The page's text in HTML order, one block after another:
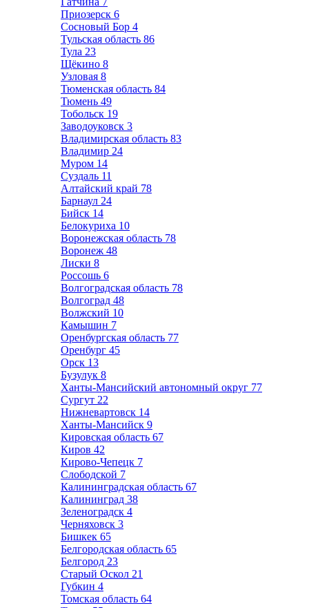
Приозерск 6
Сосновый Бор 4
Тульская область 86
Тула 23
Щёкино 8
Узловая 8
Тюменская область 84
Тюмень 49
Тобольск 19
Заводоуковск 3
Владимирская область 83
Владимир 24
Муром 14
Суздаль 11
Алтайский край 78
Барнаул 24
Бийск 14
Белокуриха 10
Воронежская область 78
Воронеж 48
Лиски 8
Россошь 6
Волгоградская область 78
Волгоград 48
Волжский 10
Камышин 7
Оренбургская область 77
Оренбург 45
Орск 13
Бузулук 8
Ханты-Мансийский автономный округ 77
Сургут 22
Нижневартовск 14
Ханты-Мансийск 9
Кировская область 67
Киров 42
Кирово-Чепецк 7
Слободской 7
Калининградская область 67
Калининград 38
Зеленоградск 4
Черняховск 3
Бишкек 65
Белгородская область 65
Белгород 23
Старый Оскол 21
Губкин 4
Томская область 64